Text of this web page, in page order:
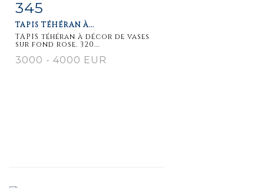
Item detail
345
TAPIS TÉHÉRAN À...
TAPIS téhéran à décor de vases
sur fond rose. 320...
3000 - 4000 EUR